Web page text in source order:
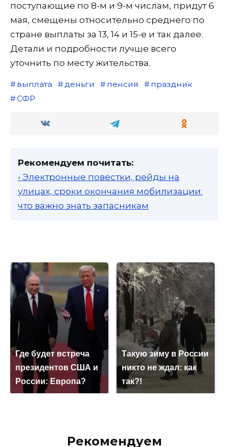
поступающие по 8-м и 9-м числам, придут 6
мая, смещены относительно среднего по
стране выплаты за 13, 14 и 15-е и так далее.
Детали и подробности лучше всего
уточнить по месту жительства.
выплата деньги пенсия
праздник
СФР
Рекомендуем почитать:
• Электронные повестки, рейды на
улицах, сроки окончания мобилизации:
что важно знать запасникам
Где будет встреча
президентов США и
России: Европа?
Такую зиму в России
никто не ждал: как
так?!
Рекомендуем